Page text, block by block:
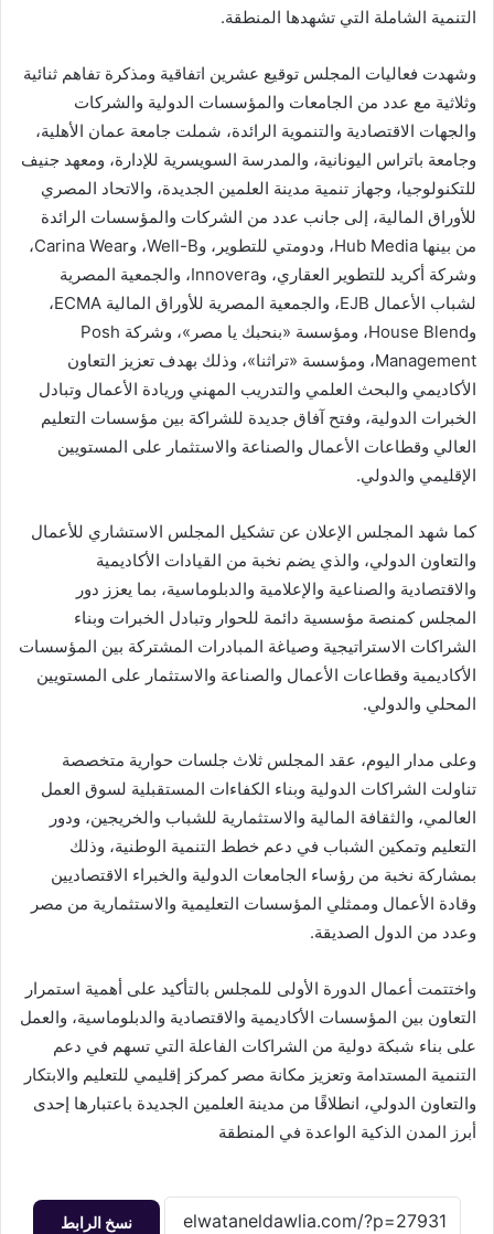
التنمية الشاملة التي تشهدها المنطقة.
وشهدت فعاليات المجلس توقيع عشرين اتفاقية ومذكرة تفاهم ثنائية
وثلاثية مع عدد من الجامعات والمؤسسات الدولية والشركات
والجهات الاقتصادية والتنموية الرائدة، شملت جامعة عمان الأهلية،
وجامعة باتراس اليونانية، والمدرسة السويسرية للإدارة، ومعهد جنيف
للتكنولوجيا، وجهاز تنمية مدينة العلمين الجديدة، والاتحاد المصري
للأوراق المالية، إلى جانب عدد من الشركات والمؤسسات الرائدة
من بينها Hub Media، ودومتي للتطوير، وWell-B، وCarina Wear،
وشركة أكريد للتطوير العقاري، وInnovera، والجمعية المصرية
لشباب الأعمال EJB، والجمعية المصرية للأوراق المالية ECMA،
وHouse Blend، ومؤسسة «بنحبك يا مصر»، وشركة Posh
Management، ومؤسسة «تراثنا»، وذلك بهدف تعزيز التعاون
الأكاديمي والبحث العلمي والتدريب المهني وريادة الأعمال وتبادل
الخبرات الدولية، وفتح آفاق جديدة للشراكة بين مؤسسات التعليم
العالي وقطاعات الأعمال والصناعة والاستثمار على المستويين
الإقليمي والدولي.
كما شهد المجلس الإعلان عن تشكيل المجلس الاستشاري للأعمال
والتعاون الدولي، والذي يضم نخبة من القيادات الأكاديمية
والاقتصادية والصناعية والإعلامية والدبلوماسية، بما يعزز دور
المجلس كمنصة مؤسسية دائمة للحوار وتبادل الخبرات وبناء
الشراكات الاستراتيجية وصياغة المبادرات المشتركة بين المؤسسات
الأكاديمية وقطاعات الأعمال والصناعة والاستثمار على المستويين
المحلي والدولي.
وعلى مدار اليوم، عقد المجلس ثلاث جلسات حوارية متخصصة
تناولت الشراكات الدولية وبناء الكفاءات المستقبلية لسوق العمل
العالمي، والثقافة المالية والاستثمارية للشباب والخريجين، ودور
التعليم وتمكين الشباب في دعم خطط التنمية الوطنية، وذلك
بمشاركة نخبة من رؤساء الجامعات الدولية والخبراء الاقتصاديين
وقادة الأعمال وممثلي المؤسسات التعليمية والاستثمارية من مصر
وعدد من الدول الصديقة.
واختتمت أعمال الدورة الأولى للمجلس بالتأكيد على أهمية استمرار
التعاون بين المؤسسات الأكاديمية والاقتصادية والدبلوماسية، والعمل
على بناء شبكة دولية من الشراكات الفاعلة التي تسهم في دعم
التنمية المستدامة وتعزيز مكانة مصر كمركز إقليمي للتعليم والابتكار
والتعاون الدولي، انطلاقًا من مدينة العلمين الجديدة باعتبارها إحدى
أبرز المدن الذكية الواعدة في المنطقة
نسخ الرابط